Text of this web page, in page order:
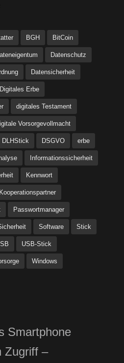
BGH BitCoin
Datenschutz
Datensicherheit
Digitales Erbe
digitales Testament
Vorsorgevollmacht
DLHStick DSGVO erbe
Informationssicherheit
Kennwort
Kooperationspartner
Passwortmanager
Software Stick
USB-Stick
Windows
Smartphone
Zugriff –